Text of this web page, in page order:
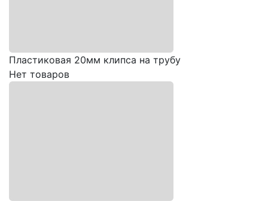
Пластиковая 20мм клипса на трубу
Нет товаров